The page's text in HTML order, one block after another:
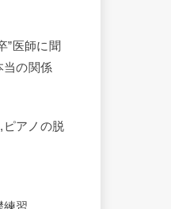
”医師に聞
当の関係
ピアノの脱